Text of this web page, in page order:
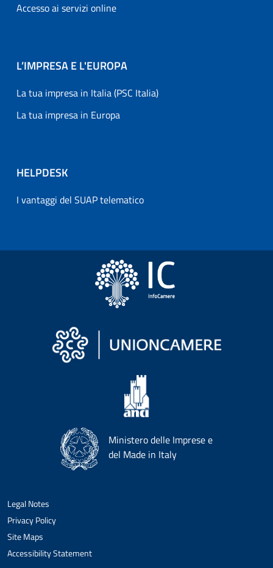
Accesso ai servizi online
L’IMPRESA E L'EUROPA
La tua impresa in Italia (PSC Italia)
La tua impresa in Europa
HELPDESK
I vantaggi del SUAP telematico
Ministero delle Imprese e
del Made in Italy
Legal Notes
Privacy Policy
Site Maps
Accessibility Statement